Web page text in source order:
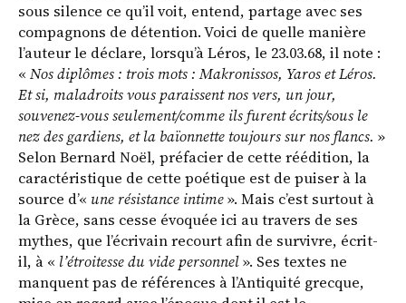
sous silence ce qu’il voit, entend, partage avec ses
compagnons de détention. Voici de quelle manière
l’auteur le déclare, lorsqu’à Léros, le 23.03.68, il note :
« Nos diplômes : trois mots : Makronissos, Yaros et Léros.
Et si, maladroits vous paraissent nos vers, un jour,
souvenez-vous seulement/comme ils furent écrits/sous le
nez des gardiens, et la baïonnette toujours sur nos flancs. »
Selon Bernard Noël, préfacier de cette réédition, la
caractéristique de cette poétique est de puiser à la
source d’« une résistance intime». Mais c’est surtout à
la Grèce, sans cesse évoquée ici au travers de ses
mythes, que l’écrivain recourt afin de survivre, écrit-
il, à « l’étroitesse du vide personnel». Ses textes ne
manquent pas de références à l’Antiquité grecque,